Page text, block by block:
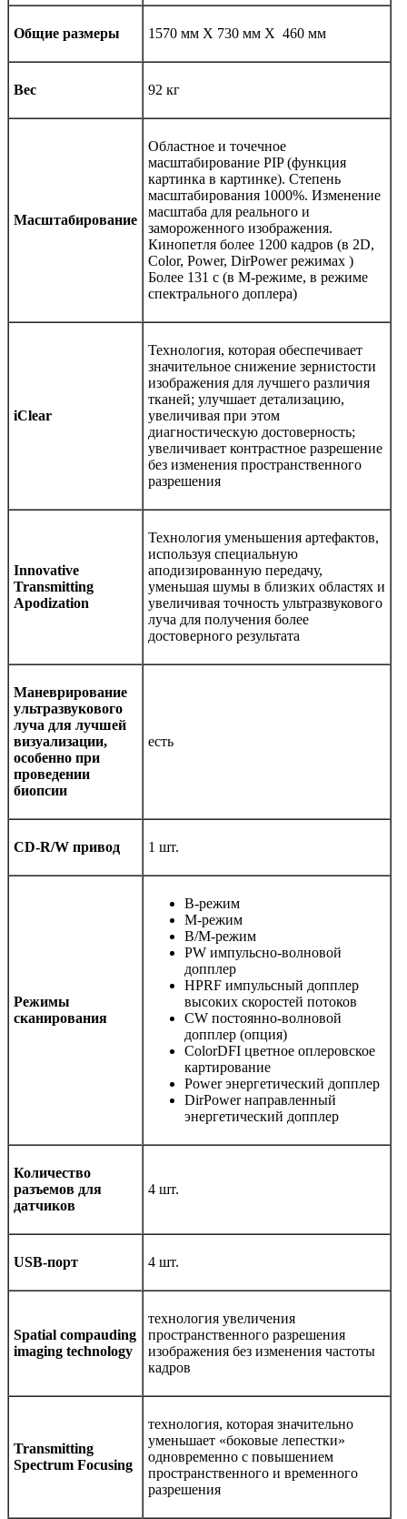
Общие размеры 1570 мм Х 730 мм Х 460 мм
Вес 92 кг
Масштабирование
Областное и точечное
масштабирование PIP (функция
картинка в картинке). Степень
масштабирования 1000%. Изменение
масштаба для реального и
замороженного изображения.
Кинопетля более 1200 кадров (в 2D,
Color, Power, DirPower режимах )
Более 131 с (в М-режиме, в режиме
спектрального доплера)
iClear
Технология, которая обеспечивает
значительное снижение зернистости
изображения для лучшего различия
тканей; улучшает детализацию,
увеличивая при этом
диагностическую достоверность;
увеличивает контрастное разрешение
без изменения пространственного
разрешения
Innovative
Transmitting
Apodization
Технология уменьшения артефактов,
используя специальную
аподизированную передачу,
уменьшая шумы в близких областях и
увеличивая точность ультразвукового
луча для получения более
достоверного результата
Маневрирование
ультразвукового
луча для лучшей
визуализации,
особенно при
проведении
биопсии
есть
CD-R/W привод 1 шт.
Режимы
сканирования
B-режим
М-режим
B/M-режим
PW импульсно-волновой
допплер
HPRF импульсный допплер
высоких скоростей потоков
CW постоянно-волновой
допплер (опция)
ColorDFI цветное оплеровское
картирование
Power энергетический допплер
DirPower направленный
энергетический допплер
Количество
разъемов для
датчиков
4 шт.
USB-порт 4 шт.
Spatial compauding
imaging technology
технология увеличения
пространственного разрешения
изображения без изменения частоты
кадров
Transmitting
Spectrum Focusing
технология, которая значительно
уменьшает «боковые лепестки»
одновременно с повышением
пространственного и временного
разрешения